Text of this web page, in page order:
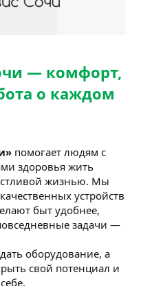
— комфорт,
о каждом
помогает людям с
здоровья жить
жизнью. Мы
устройств
быт удобнее,
задачи —
оборудование, а
свой потенциал и